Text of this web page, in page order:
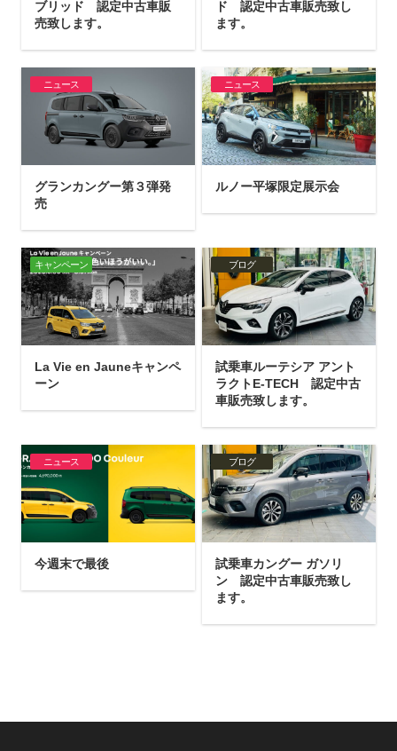
ブリッド 認定中古車販
売致します。
ド 認定中古車販売致し
ます。
ニュース
グランカングー第３弾発
売
ニュース
ルノー平塚限定展示会
キャンペーン
La Vie en Jauneキャンペ
ーン
ブログ
試乗車ルーテシア アント
ラクトE-TECH 認定中古
車販売致します。
ニュース
今週末で最後
ブログ
試乗車カングー ガソリ
ン 認定中古車販売致し
ます。